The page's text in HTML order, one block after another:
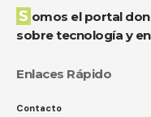
Somos el portal donde obtendrás las novedades
sobre tecnología y
Enlaces Rápido
Contacto